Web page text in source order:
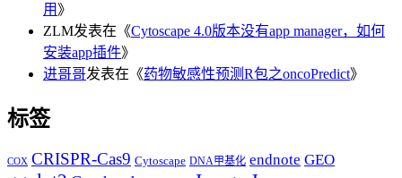
用 》
ZLM发表在《Cytoscape 4.0版本没有app manager，如何
安装app插件》
进哥哥发表在《药物敏感性预测R包之oncoPredict》
标签
COX CRISPR-Cas9 Cytoscape DNA甲基化 endnote GEO